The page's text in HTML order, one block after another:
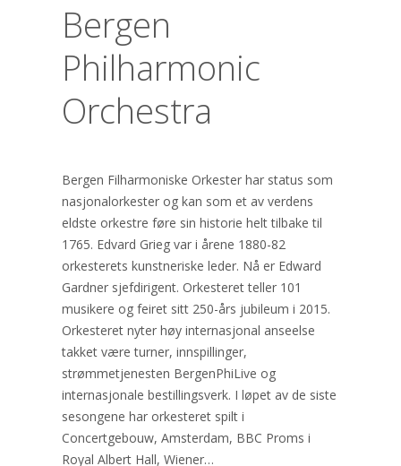
Bergen
Philharmonic
Orchestra
Bergen Filharmoniske Orkester har status som
nasjonalorkester og kan som et av verdens
eldste orkestre føre sin historie helt tilbake til
1765. Edvard Grieg var i årene 1880-82
orkesterets kunstneriske leder. Nå er Edward
Gardner sjefdirigent. Orkesteret teller 101
musikere og feiret sitt 250-års jubileum i 2015.
Orkesteret nyter høy internasjonal anseelse
takket være turner, innspillinger,
strømmetjenesten BergenPhiLive og
internasjonale bestillingsverk. I løpet av de siste
sesongene har orkesteret spilt i
Concertgebouw, Amsterdam, BBC Proms i
Royal Albert Hall, Wiener…